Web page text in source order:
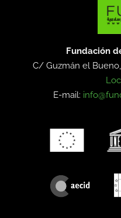
Fundación
C/ Guzmán el
E-mail: